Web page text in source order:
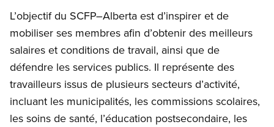
L’objectif du SCFP–Alberta est d’inspirer et de
mobiliser ses membres afin d’obtenir des meilleurs
salaires et conditions de travail, ainsi que de
défendre les services publics. Il représente des
travailleurs issus de plusieurs secteurs d’activité,
incluant les municipalités, les commissions scolaires,
les soins de santé, l’éducation postsecondaire, les